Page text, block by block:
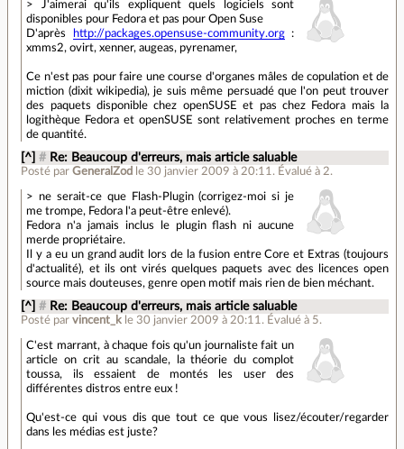
> J'aimerai qu'ils expliquent quels logiciels sont
disponibles pour Fedora et pas pour Open Suse
D'après
http://packages.opensuse-community.org:
xmms2, ovirt, xenner, augeas, pyrenamer,
Ce n'est pas pour faire une course d'organes mâles de copulation et de
miction (dixit wikipedia), je suis même persuadé que l'on peut trouver
des paquets disponible chez openSUSE et pas chez Fedora mais la
logithèque Fedora et openSUSE sont relativement proches en terme
de quantité.
[^] # Re: Beaucoup d'erreurs, mais article saluable
Posté parGeneralZod le 30 janvier 2009 à 20:11 . Évalué à 2.
> ne serait-ce que Flash-Plugin (corrigez-moi si je
me trompe, Fedora l'a peut-être enlevé).
Fedora n'a jamais inclus le plugin flash ni aucune
merde propriétaire.
Il y a eu un grand audit lors de la fusion entre Core et Extras (toujours
d'actualité), et ils ont virés quelques paquets avec des licences open
source mais douteuses, genre open motif mais rien de bien méchant.
[^] # Re: Beaucoup d'erreurs, mais article saluable
Posté parvincent_k le 30 janvier 2009 à 20:11 . Évalué à 5.
C'est marrant, à chaque fois qu'un journaliste fait un
article on crit au scandale, la théorie du complot
toussa, ils essaient de montés les user des
différentes distros entre eux !
Qu'est-ce qui vous dis que tout ce que vous lisez/écouter/regarder
dans les médias est juste?